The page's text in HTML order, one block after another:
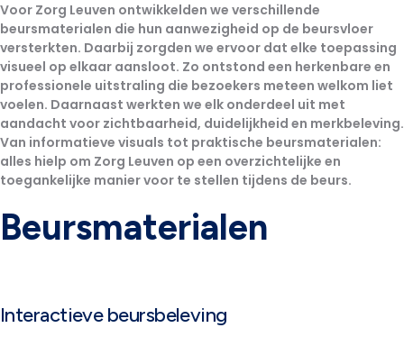
Voor Zorg Leuven ontwikkelden we verschillende
beursmaterialen die hun aanwezigheid op de beursvloer
versterkten. Daarbij zorgden we ervoor dat elke toepassing
visueel op elkaar aansloot. Zo ontstond een herkenbare en
professionele uitstraling die bezoekers meteen welkom liet
voelen. Daarnaast werkten we elk onderdeel uit met
aandacht voor zichtbaarheid, duidelijkheid en merkbeleving.
Van informatieve visuals tot praktische beursmaterialen:
alles hielp om Zorg Leuven op een overzichtelijke en
toegankelijke maniervoor te stellen tijdens de beurs.
Beursmaterialen
Interactieve beursbeleving